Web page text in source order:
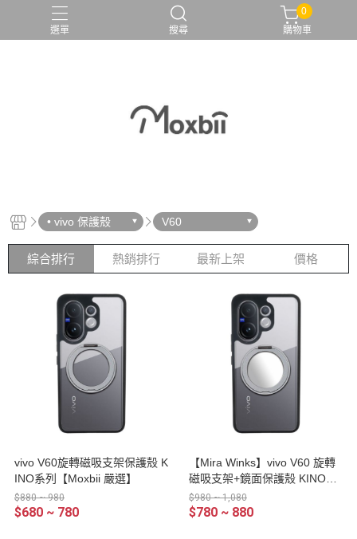
選單 搜尋
0
購物車
• vivo 保護殼 V60
綜合排行 熱銷排行 最新上架 價格
vivo V60旋轉磁吸支架保護殼 K
INO系列【Moxbii 嚴選】
$880 ~ 980
$680 ~ 780
【Mira Winks】vivo V60 旋轉
磁吸支架+鏡面保護殼 KINO系
列
$980 ~ 1,080
$780 ~ 880